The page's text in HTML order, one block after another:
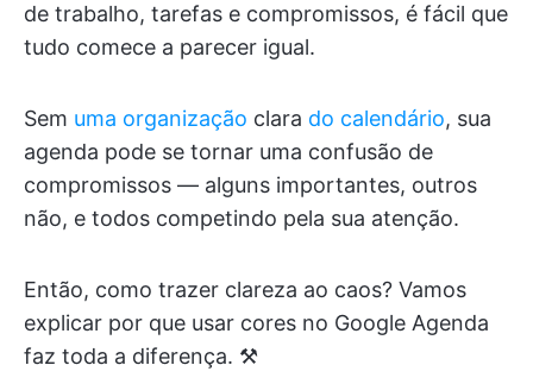
de trabalho, tarefas e compromissos, é fácil que
tudo comece a parecer igual.
Sem uma organização clara do calendário, sua
agenda pode se tornar uma confusão de
compromissos — alguns importantes, outros
não, e todos competindo pela sua atenção.
Então, como trazer clareza ao caos? Vamos
explicar por que usar cores no Google Agenda
faz toda a diferença. ⚒️